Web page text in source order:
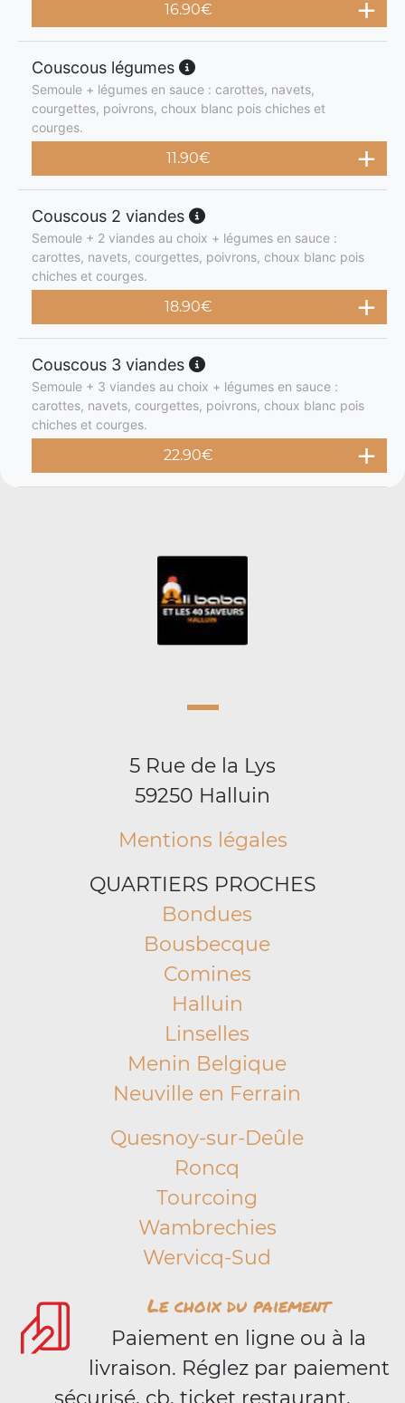
16.90€
Couscous légumes
Semoule + légumes en sauce : carottes, navets,
courgettes, poivrons, choux blanc pois chiches et
courges.
11.90€
Couscous 2 viandes
Semoule + 2 viandes au choix + légumes en sauce :
carottes, navets, courgettes, poivrons, choux blanc pois
chiches et courges.
18.90€
Couscous 3 viandes
Semoule + 3 viandes au choix + légumes en sauce :
carottes, navets, courgettes, poivrons, choux blanc pois
chiches et courges.
22.90€
5 Rue de la Lys
59250 Halluin
Mentions légales
QUARTIERS PROCHES
Bondues
Bousbecque
Comines
Halluin
Linselles
Menin Belgique
Neuville en Ferrain
Quesnoy-sur-Deûle
Roncq
Tourcoing
Wambrechies
Wervicq-Sud
Le choix du paiement
Paiement en ligne ou à la
livraison. Réglez par paiement
sécurisé, cb, ticket restaurant,